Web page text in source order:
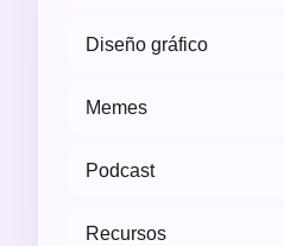
Diseño gráfico
Memes
Podcast
Recursos